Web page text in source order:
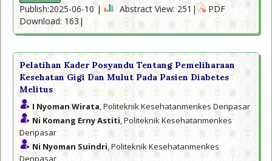
Publish:2025-06-10 | Abstract View: 251|
PDF
Download: 163|
Pelatihan Kader Posyandu Tentang Pemeliharaan
Kesehatan Gigi Dan Mulut Pada Pasien Diabetes
Melitus
I Nyoman Wirata , Politeknik Kesehatanmenkes Denpasar
Ni Komang Erny Astiti , Politeknik Kesehatanmenkes
Denpasar
Ni Nyoman Suindri , Politeknik Kesehatanmenkes
Denpasar